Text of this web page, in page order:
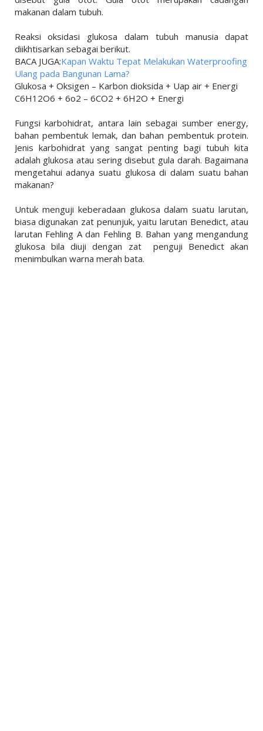
makanan dalam tubuh.
Reaksi oksidasi glukosa dalam tubuh manusia dapat
diikhtisarkan sebagai berikut.
BACA JUGA:Kapan Waktu Tepat Melakukan Waterproofing
Ulang pada Bangunan Lama?
Glukosa + Oksigen – Karbon dioksida + Uap air + Energi
C6H12O6 + 6o2 – 6CO2 + 6H2O + Energi
Fungsi karbohidrat, antara lain sebagai sumber energy,
bahan pembentuk lemak, dan bahan pembentuk protein.
Jenis karbohidrat yang sangat penting bagi tubuh kita
adalah glukosa atau sering disebut gula darah. Bagaimana
mengetahui adanya suatu glukosa di dalam suatu bahan
makanan?
Untuk menguji keberadaan glukosa dalam suatu larutan,
biasa digunakan zat penunjuk, yaitu larutan Benedict, atau
larutan Fehling A dan Fehling B. Bahan yang mengandung
glukosa bila diuji dengan zat penguji Benedict akan
menimbulkan warna merah bata.